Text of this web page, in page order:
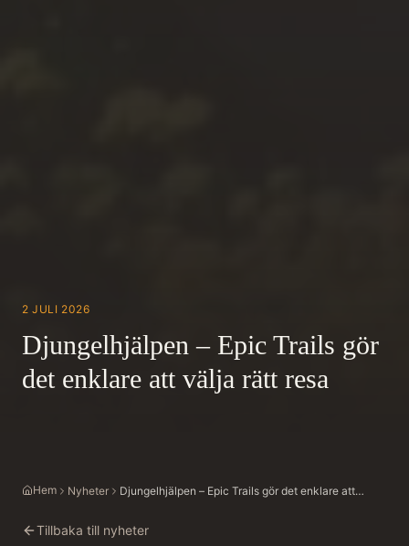
2 JULI 2026
Djungelhjälpen – Epic Trails gör
det enklare att välja rätt resa
Hem Nyheter
Djungelhjälpen – Epic Trails gör det enklare att
Tillbaka till nyheter